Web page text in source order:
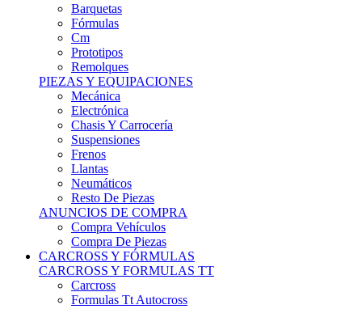
Fórmulas
Cm
Prototipos
Remolques
PIEZAS Y EQUIPACIONES
Mecánica
Electrónica
Chasis Y Carrocería
Suspensiones
Frenos
Llantas
Neumáticos
Resto De Piezas
ANUNCIOS DE COMPRA
Compra Vehículos
Compra De Piezas
CARCROSS Y FÓRMULAS
CARCROSS Y FORMULAS TT
Carcross
Formulas Tt Autocross
Remolques